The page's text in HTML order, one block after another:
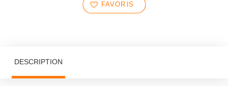
FAVORIS
DESCRIPTION